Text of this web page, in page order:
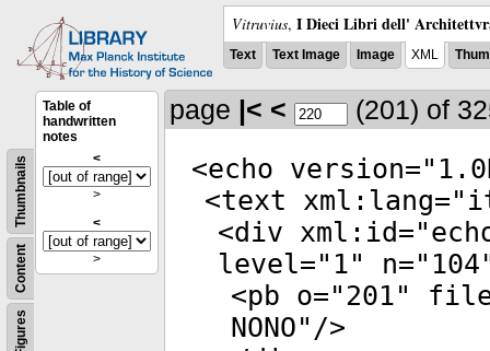
Vitruvius, I Dieci Libri dell'
Text Text Image Image XML
Figures
Content
Thumbnails
Table of
handwritten
notes
<
>
<
>
page |< < (201) of
<echo version="
<text xml:lang="
<div xml:id="
level=" 1" n=" 104
<pb o="201"
NONO"/>